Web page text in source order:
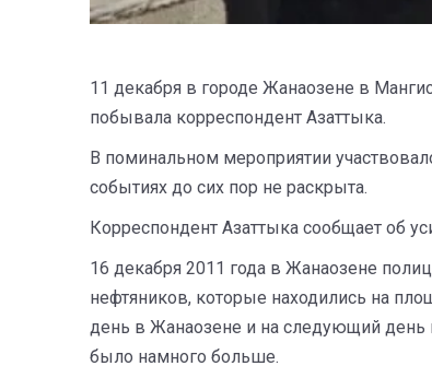
11 декабря в городе Жанаозене в
побывала корреспондент Азаттыка.
В поминальном мероприятии
событиях до сих пор не раскрыта.
Корреспондент Азаттыка сообщает об
16 декабря 2011 года в Жанаозене
нефтяников, которые находились на
день в Жанаозене и на следующий день
было намного больше.